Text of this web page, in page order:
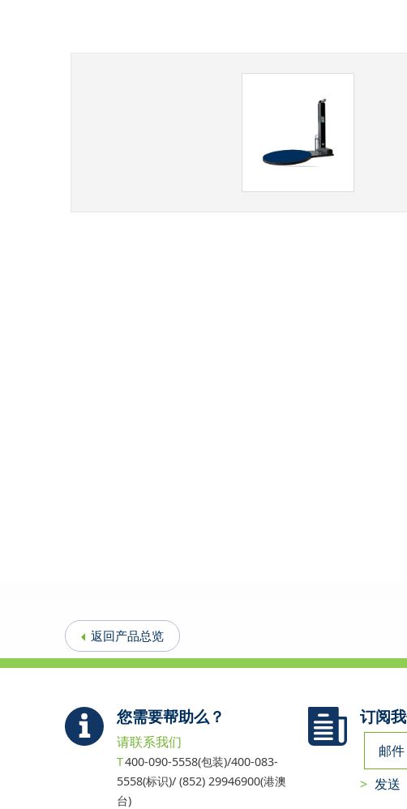
返回产品总览
您需要帮助么？
请联系我们
400-090-5558(包装)/400-083-
5558(标识)/ (852) 29946900(港澳
台)
订阅